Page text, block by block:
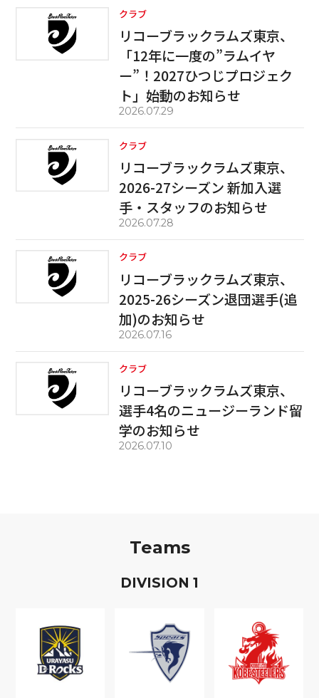
クラブ
リコーブラックラムズ東京、
「12年に一度の”ラムイヤ
ー”！2027ひつじプロジェク
ト」始動のお知らせ
2026.07.29
クラブ
リコーブラックラムズ東京、
2026-27シーズン 新加入選
手・スタッフのお知らせ
2026.07.28
クラブ
リコーブラックラムズ東京、
2025-26シーズン退団選手(追
加)のお知らせ
2026.07.16
クラブ
リコーブラックラムズ東京、
選手4名のニュージーランド留
学のお知らせ
2026.07.10
Teams
DIVISION 1